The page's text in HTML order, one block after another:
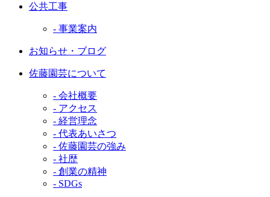
公共工事
- 事業案内
お知らせ・ブログ
佐藤園芸について
- 会社概要
- アクセス
- 経営理念
- 代表あいさつ
- 佐藤園芸の強み
- 社歴
- 創業の精神
- SDGs